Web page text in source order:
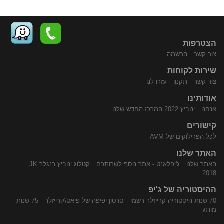
הצטרפות
צור קשר הרשמה
שירות לקוחות
צור קשר תקנון עזרו לנו
אודותינו
אנחנו ינוביץ 2022 המרכז החדש שלנו
קישורים
לכל הפרילוקים של AVM
האתר שלנו
האתר שלנו ג'יפלאנט - אתר נוסף לשרותכם
קטלוג ינוביץ רנגלר JK
2018
ההיסטוריה של ג'יפ
70 שנות היסטוריה-קרייזלר רשמי סרטון יפיפה של פיאט\קרייזלר
75 שנות
מותג